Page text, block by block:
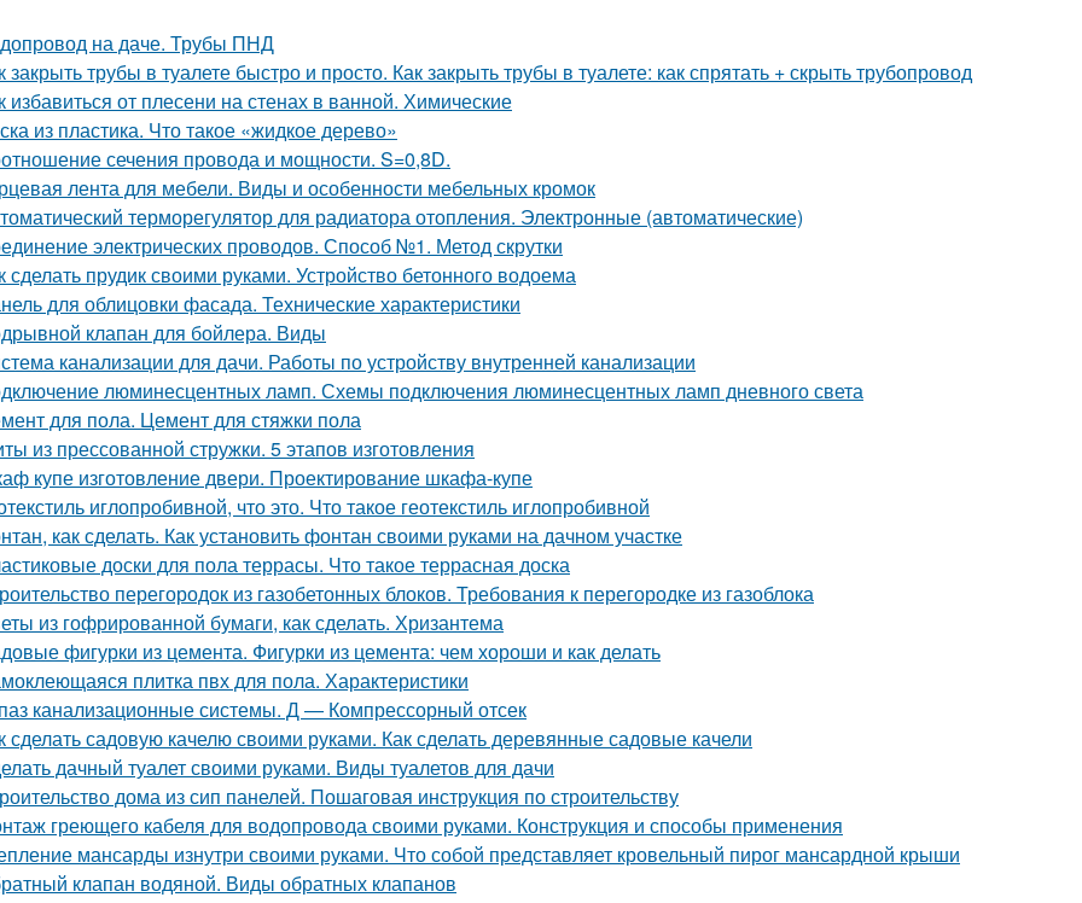
на даче. Трубы ПНД
закрыть трубы в туалете быстро и просто. Как закрыть трубы в туалете: как спрятать + скрыть трубопровод
избавиться от плесени на стенах в ванной. Химические
из пластика. Что такое «жидкое дерево»
сечения провода и мощности. S=0,8D.
лента для мебели. Виды и особенности мебельных кромок
терморегулятор для радиатора отопления. Электронные (автоматические)
электрических проводов. Способ №1. Метод скрутки
сделать прудик своими руками. Устройство бетонного водоема
для облицовки фасада. Технические характеристики
клапан для бойлера. Виды
канализации для дачи. Работы по устройству внутренней канализации
люминесцентных ламп. Схемы подключения люминесцентных ламп дневного света
для пола. Цемент для стяжки пола
из прессованной стружки. 5 этапов изготовления
купе изготовление двери. Проектирование шкафа-купе
иглопробивной, что это. Что такое геотекстиль иглопробивной
как сделать. Как установить фонтан своими руками на дачном участке
доски для пола террасы. Что такое террасная доска
перегородок из газобетонных блоков. Требования к перегородке из газоблока
из гофрированной бумаги, как сделать. Хризантема
фигурки из цемента. Фигурки из цемента: чем хороши и как делать
плитка пвх для пола. Характеристики
канализационные системы. Д — Компрессорный отсек
сделать садовую качелю своими руками. Как сделать деревянные садовые качели
дачный туалет своими руками. Виды туалетов для дачи
дома из сип панелей. Пошаговая инструкция по строительству
греющего кабеля для водопровода своими руками. Конструкция и способы применения
мансарды изнутри своими руками. Что собой представляет кровельный пирог мансардной крыши
клапан водяной. Виды обратных клапанов